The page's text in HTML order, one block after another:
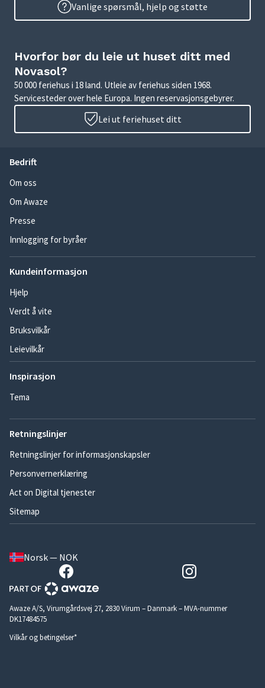
Vanlige spørsmål, hjelp og støtte
Hvorfor bør du leie ut huset ditt med
Novasol?
50 000 feriehus i 18 land. Utleie av feriehus siden 1968.
Servicesteder over hele Europa. Ingen reservasjonsgebyrer.
Lei ut feriehuset ditt
Bedrift
Om oss
Om Awaze
Presse
Innlogging for byråer
Kundeinformasjon
Hjelp
Verdt å vite
Bruksvilkår
Leievilkår
Inspirasjon
Tema
Retningslinjer
Retningslinjer for informasjonskapsler
Personvernerklæring
Act on Digital tjenester
Sitemap
Norsk — NOK
Awaze A/S, Virumgårdsvej 27, 2830 Virum – Danmark – MVA-nummer
DK17484575
Vilkår og betingelser*